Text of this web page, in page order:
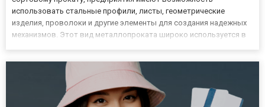
использовать стальные профили, листы, геометрические
изделия, проволоки и другие элементы для создания надежных
механизмов. Этот вид металлопроката широко используется в